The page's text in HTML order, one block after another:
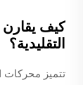
التقليدية؟